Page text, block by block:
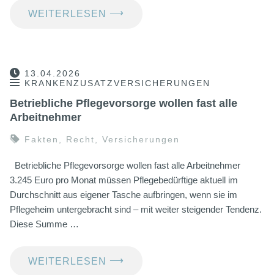
WEITERLESEN ⟶
13.04.2026
KRANKENZUSATZVERSICHERUNGEN
Betriebliche Pflegevorsorge wollen fast alle
Arbeitnehmer
Fakten Recht Versicherungen
Betriebliche Pflegevorsorge wollen fast alle Arbeitnehmer
3.245 Euro pro Monat müssen Pflegebedürftige aktuell im
Durchschnitt aus eigener Tasche aufbringen, wenn sie im
Pflegeheim untergebracht sind – mit weiter steigender Tendenz.
Diese Summe …
WEITERLESEN ⟶